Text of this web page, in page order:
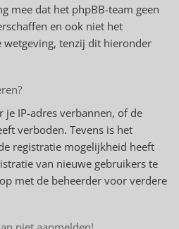
mee dat het phpBB-team geen
en ook niet het
wetgeving, tenzij dit hieronder
je IP-adres verbannen, of de
verboden. Tevens is het
registratie mogelijkheid heeft
van nieuwe gebruikers te
met de beheerder voor verdere